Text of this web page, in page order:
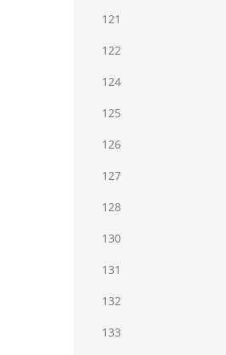
121
122
124
125
126
127
128
130
131
132
133